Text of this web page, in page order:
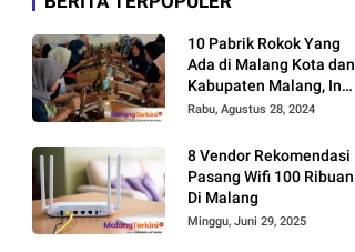
10 Pabrik Rokok Yang
Ada di Malang Kota dan
Kabupaten Malang, Ini
Alamat dan
Rabu, Agustus 28, 2024
8 Vendor Rekomendasi
Pasang Wifi 100 Ribuan
Di Malang
Minggu, Juni 29, 2025